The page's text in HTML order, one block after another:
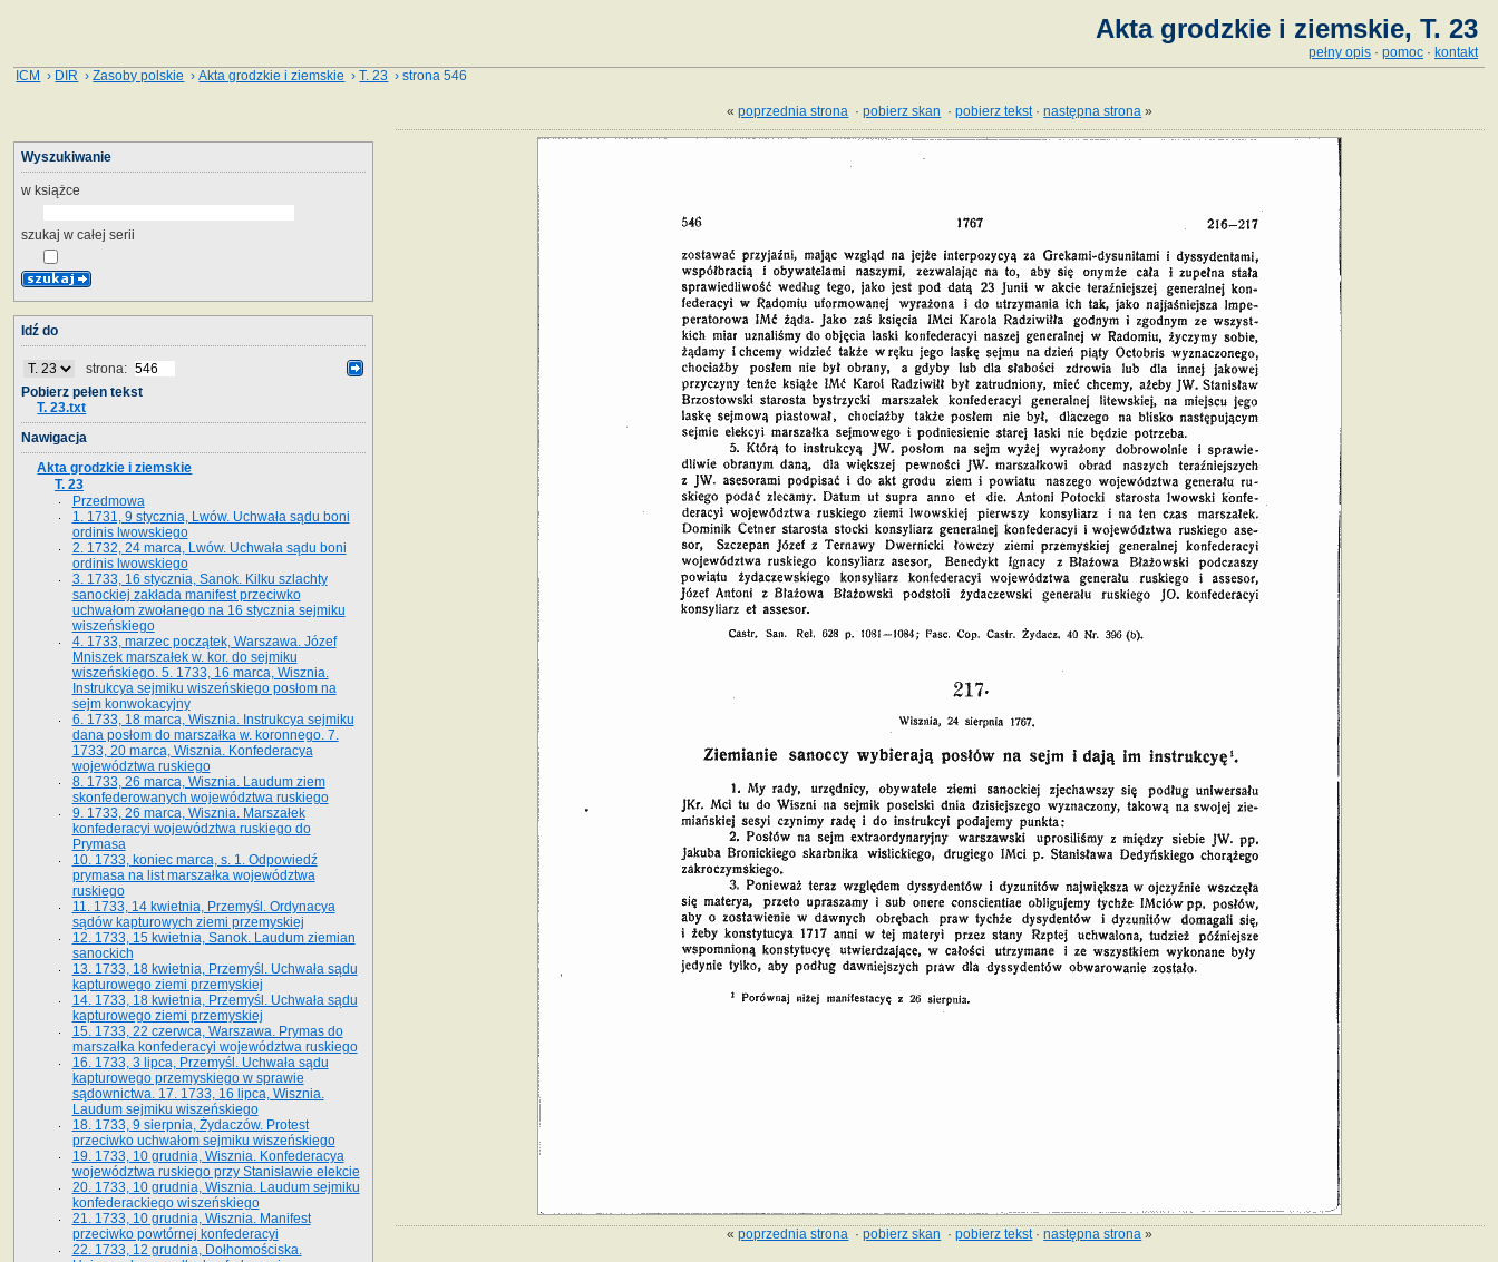
Akta grodzkie i ziemskie, T. 23
pełny opis · pomoc · kontakt
ICM › DIR ›Zasoby polskie ›Akta grodzkie i ziemskie ›T. 23 › strona 546
«poprzednia strona ·pobierz skan ·pobierz tekst·następna strona »
«poprzednia strona ·pobierz skan ·pobierz tekst·następna strona »
Wyszukiwanie
w książce
szukaj w całej serii
Idź do
strona:
Pobierz pełen tekst
T. 23.txt
Nawigacja
Akta grodzkie i ziemskie
T. 23
Przedmowa
1. 1731, 9 stycznia, Lwów. Uchwała sądu boni
ordinis lwowskiego
2. 1732, 24 marca, Lwów. Uchwała sądu boni
ordinis lwowskiego
3. 1733, 16 stycznia, Sanok. Kilku szlachty
sanockiej zakłada manifest przeciwko
uchwałom zwołanego na 16 stycz­nia sejmiku
wiszeńskiego
4. 1733, marzec początek, Warszawa. Józef
Mniszek marszałek w. kor. do sejmiku
wiszeńskiego. 5. 1733, 16 marca, Wisznia.
Instrukcya sejmiku wiszeńskiego posłom na
sejm konwokacyjny
6. 1733, 18 marca, Wisznia. Instrukcya sejmiku
dana posłom do marszałka w. koronnego. 7.
1733, 20 marca, Wisznia. Konfederacya
województwa ruskiego
8. 1733, 26 marca, Wisznia. Laudum ziem
skonfederowanych województwa ruskiego
9. 1733, 26 marca, Wisznia. Marszałek
konfederacyi województwa ruskiego do
Prymasa
10. 1733, koniec marca, s. 1. Odpowiedź
prymasa na list marszałka województwa
ruskiego
11. 1733, 14 kwietnia, Przemyśl. Ordynacya
sądów kapturowych ziemi przemyskiej
12. 1733, 15 kwietnia, Sanok. Laudum ziemian
sanockich
13. 1733, 18 kwietnia, Przemyśl. Uchwała sądu
kapturowego ziemi przemyskiej
14. 1733, 18 kwietnia, Przemyśl. Uchwała sądu
kapturowego ziemi przemyskiej
15. 1733, 22 czerwca, Warszawa. Prymas do
marszałka konfederacyi województwa ruskiego
16. 1733, 3 lipca, Przemyśl. Uchwała sądu
kapturowego przemyskiego w sprawie
sądownictwa. 17. 1733, 16 lipca, Wisznia.
Laudum sejmiku wiszeńskiego
18. 1733, 9 sierpnia, Żydaczów. Protest
przeciwko uchwałom sejmiku wiszeńskiego
19. 1733, 10 grudnia, Wisznia. Konfederacya
województwa ruskiego przy Stanisławie elekcie
20. 1733, 10 grudnia, Wisznia. Laudum sejmiku
konfederackiego wiszeńskiego
21. 1733, 10 grudnia, Wisznia. Manifest
przeciwko powtórnej konfederacyi
22. 1733, 12 grudnia, Dołhomościska.